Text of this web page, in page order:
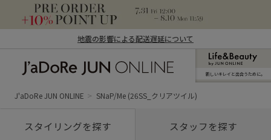
地震の影響による配送遅延について
ン オンライン）
新しいキレイと出合うために。
J'aDoRe JUN ONLINE SNaP/Me (26SS_クリアツイル)
スタイリングを探す スタッフを探す